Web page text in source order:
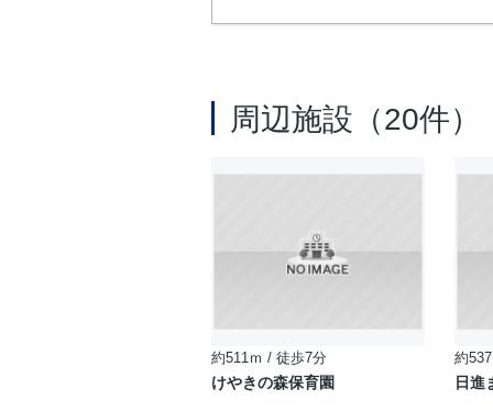
周辺施設（20件）
約511ｍ / 徒歩7分
けやきの森保育園
約
日進